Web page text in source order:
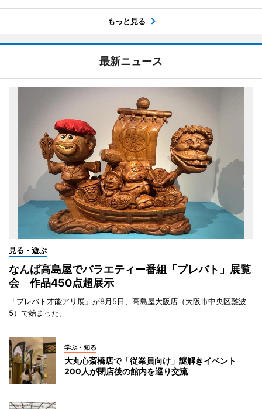
もっと見る
最新ニュース
見る・遊ぶ
なんば高島屋でバラエティー番組「プレバト」展覧
会 作品450点超展示
「プレバト才能アリ展」が8月5日、高島屋大阪店（大阪市中央区難波
5）で始まった。
学ぶ・知る
大丸心斎橋店で「従業員向け」謎解きイベント
200人が閉店後の館内を巡り交流